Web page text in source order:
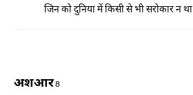
जिन को दुनिया में किसी से भी सरोकार न था
अशआर8